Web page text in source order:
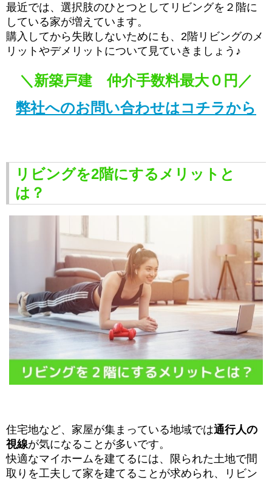
最近では、選択肢のひとつとしてリビングを２階に
している家が増えています。
購入してから失敗しないためにも、2階リビングのメ
リットやデメリットについて見ていきましょう♪
＼新築戸建 仲介手数料最大０円／
弊社へのお問い合わせはコチラから
リビングを2階にするメリットと
は？
住宅地など、家屋が集まっている地域では通行人の
視線が気になることが多いです。
快適なマイホームを建てるには、限られた土地で間
取りを工夫して家を建てることが求められ、リビン